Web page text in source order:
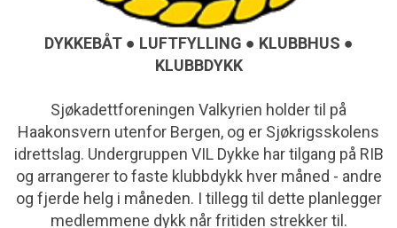
DYKKEBÅT ● LUFTFYLLING ● KLUBBHUS ●
KLUBBDYKK
Sjøkadettforeningen Valkyrien holder til på
Haakonsvern utenfor Bergen, og er Sjøkrigsskolens
idrettslag. Undergruppen VIL Dykke har tilgang på RIB
og arrangerer to faste klubbdykk hver måned - andre
og fjerde helg i måneden. I tillegg til dette planlegger
medlemmene dykk når fritiden strekker til.